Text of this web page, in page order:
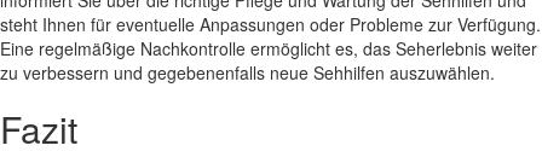
steht Ihnen für eventuelle Anpassungen oder Probleme zur Verfügung.
Eine regelmäßige Nachkontrolle ermöglicht es, das Seherlebnis weiter
zu verbessern und gegebenenfalls neue Sehhilfen auszuwählen.
Fazit